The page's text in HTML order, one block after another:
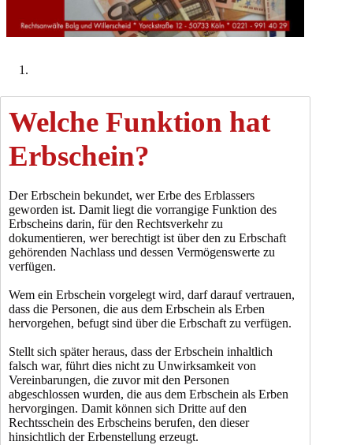
Welche Funktion hat
Erbschein?
Der Erbschein bekundet, wer Erbe des Erblassers
geworden ist. Damit liegt die vorrangige Funktion des
Erbscheins darin, für den Rechtsverkehr zu
dokumentieren, wer berechtigt ist über den zu Erbschaft
gehörenden Nachlass und dessen Vermögenswerte zu
verfügen.
Wem ein Erbschein vorgelegt wird, darf darauf vertrauen,
dass die Personen, die aus dem Erbschein als Erben
hervorgehen, befugt sind über die Erbschaft zu verfügen.
Stellt sich später heraus, dass der Erbschein inhaltlich
falsch war, führt dies nicht zu Unwirksamkeit von
Vereinbarungen, die zuvor mit den Personen
abgeschlossen wurden, die aus dem Erbschein als Erben
hervorgingen. Damit können sich Dritte auf den
Rechtsschein des Erbscheins berufen, den dieser
hinsichtlich der Erbenstellung erzeugt.